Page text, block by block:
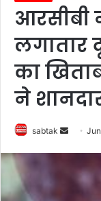
आरसीबी
लगातार
का
ने
sabtak
Send